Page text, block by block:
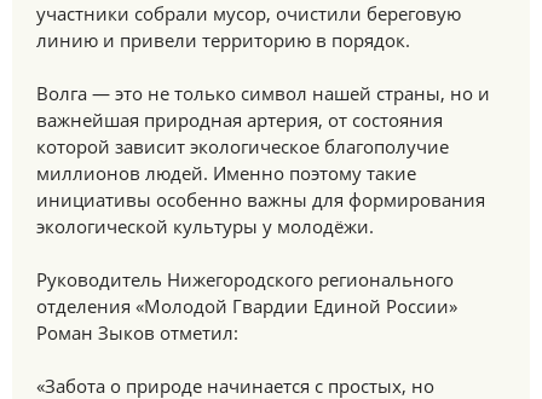
участники собрали мусор, очистили береговую
линию и привели территорию в порядок.
Волга — это не только символ нашей страны, но и
важнейшая природная артерия, от состояния
которой зависит экологическое благополучие
миллионов людей. Именно поэтому такие
инициативы особенно важны для формирования
экологической культуры у молодёжи.
Руководитель Нижегородского регионального
отделения «Молодой Гвардии Единой России»
Роман Зыков отметил:
«Забота о природе начинается с простых, но